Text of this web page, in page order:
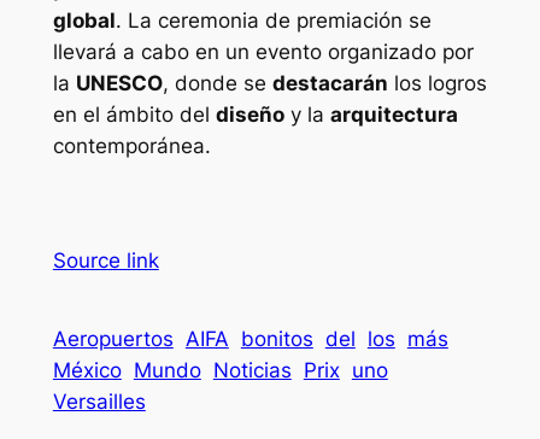
global. La ceremonia de premiación se
llevará a cabo en un evento organizado por
la UNESCO, donde se destacarán los logros
en el ámbito del diseñoy la arquitectura
contemporánea.
Source link
Aeropuertos AIFA bonitos del los más
México Mundo Noticias Prix uno
Versailles